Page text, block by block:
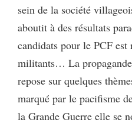
sein de la société
aboutit à des résultats
candidats pour le PCF
militants… La
repose sur quelques
marqué par le pacifisme
la Grande Guerre elle se